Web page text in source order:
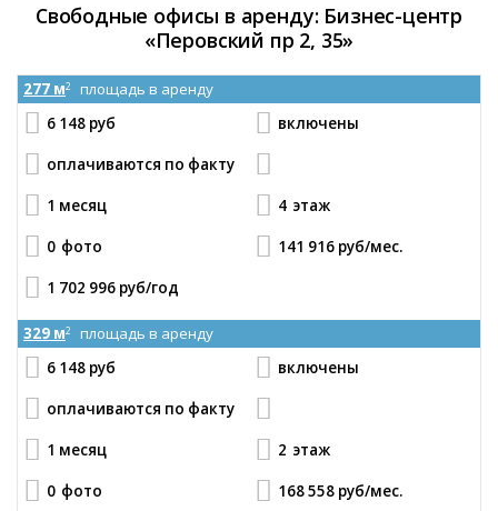
Свободные офисы в аренду: Бизнес-центр
«Перовский пр 2, 35»
277 м2
площадь в аренду
6 148 руб
включены
оплачиваются по факту
1 месяц 4 этаж
0 фото 141 916 руб/мес.
1 702 996 руб/год
329 м2
площадь в аренду
6 148 руб
включены
оплачиваются по факту
1 месяц 2 этаж
0 фото 168 558 руб/мес.